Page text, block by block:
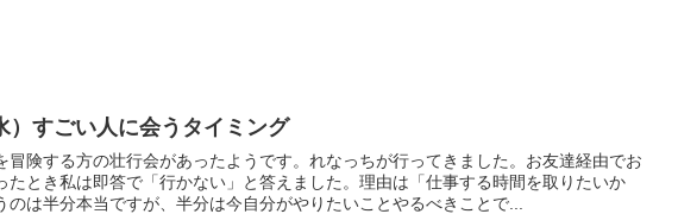
）すごい人に会うタイミング
冒険する方の壮行会があったようです。れなっちが行ってきました。お友達経由でお
たとき私は即答で「行かない」と答えました。理由は「仕事する時間を取りたいか
のは半分本当ですが、半分は今自分がやりたいことやるべきことで...